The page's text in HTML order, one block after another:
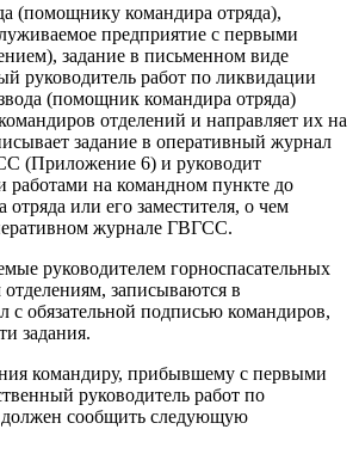
(помощнику командира отряда),
предприятие с первыми
задание в письменном виде
руководитель работ по ликвидации
(помощник командира отряда)
отделений и направляет их на
задание в оперативный журнал
(Приложение 6) и руководит
работами на командном пункте до
или его заместителя, о чем
журнале ГВГСС.
руководителем горноспасательных
записываются в
с обязательной подписью командиров,
задания.
командиру, прибывшему с первыми
руководитель работ по
сообщить следующую